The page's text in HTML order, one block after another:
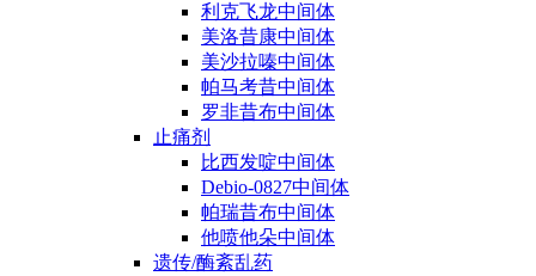
利克飞龙中间体
美洛昔康中间体
美沙拉嗪中间体
帕马考昔中间体
罗非昔布中间体
止痛剂
比西发啶中间体
Debio-0827中间体
帕瑞昔布中间体
他喷他朵中间体
遗传/酶紊乱药